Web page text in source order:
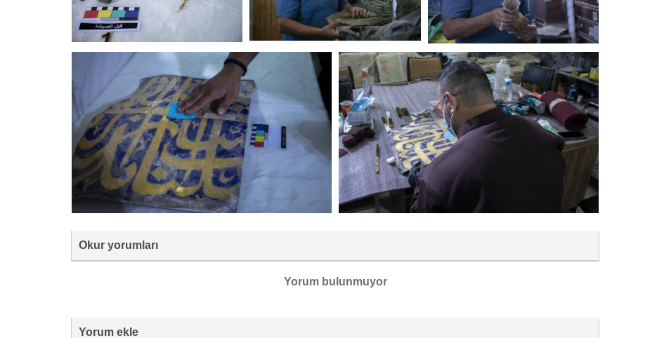
Okur yorumları
Yorum bulunmuyor
Yorum ekle